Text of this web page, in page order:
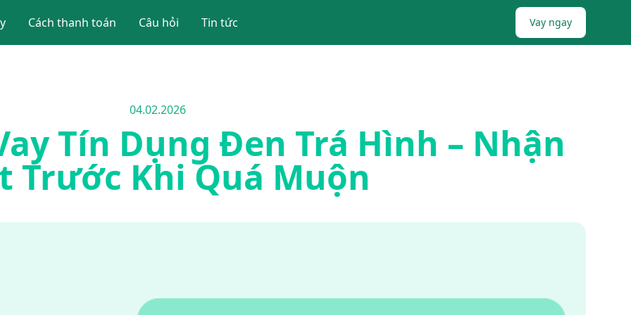
Vay ngay
Cách thanh toán Câu hỏi Tin tức
04.02.2026
Tín Dụng Đen Trá Hình – Nhận
Trước Khi Quá Muộn